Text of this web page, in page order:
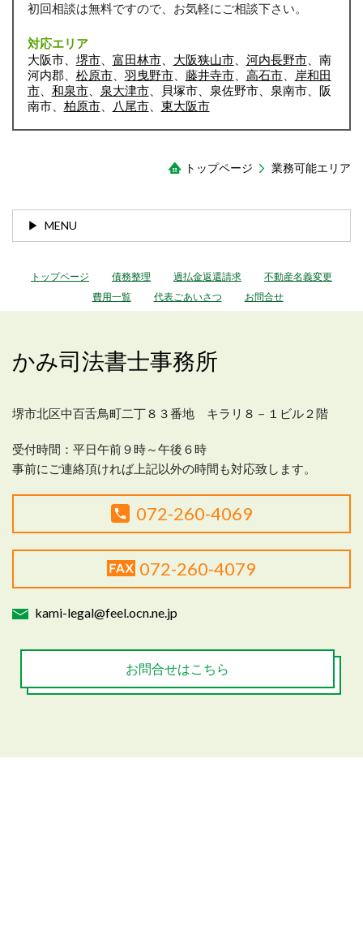
初回相談は無料ですので、お気軽にご相談下さい。
対応エリア
大阪市、 堺市、 富田林市、 大阪狭山市、 河内長野市、南
河内郡、 松原市、 羽曳野市、 藤井寺市、 高石市、
岸和田
市、 和泉市、 泉大津市、貝塚市、泉佐野市、泉南市、阪
南市、 柏原市、 八尾市、 東大阪市
トップページ 業務可能エリア
MENU
トップページ 債務整理 過払金返還請求
不動産名義変更
費用一覧
代表ごあいさつ お問合せ
かみ司法書士事務所
堺市北区中百舌鳥町二丁８３番地 キラリ８－１ビル２階
受付時間：平日午前９時～午後６時
事前にご連絡頂ければ上記以外の時間も対応致します。
072-260-4069
072-260-4079
kami-legal@feel.ocn.ne.jp
お問合せはこちら